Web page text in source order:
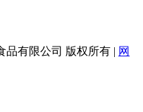
品有限公司 版权所有 | 网